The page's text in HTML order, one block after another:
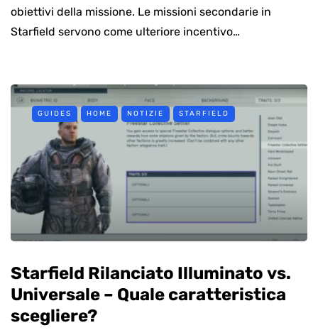
obiettivi della missione. Le missioni secondarie in
Starfield servono come ulteriore incentivo…
GUIDES HOME NOTIZIE STARFIELD
Starfield Rilanciato Illuminato vs.
Universale – Quale caratteristica
scegliere?